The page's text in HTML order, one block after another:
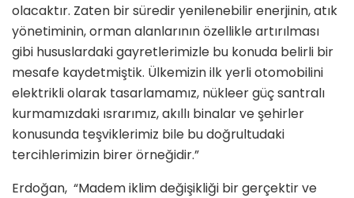
olacaktır. Zaten bir süredir yenilenebilir enerjinin, atık
yönetiminin, orman alanlarının özellikle artırılması
gibi hususlardaki gayretlerimizle bu konuda belirli bir
mesafe kaydetmiştik. Ülkemizin ilk yerli otomobilini
elektrikli olarak tasarlamamız, nükleer güç santralı
kurmamızdaki ısrarımız, akıllı binalar ve şehirler
konusunda teşviklerimiz bile bu doğrultudaki
tercihlerimizin birer örneğidir.”
Erdoğan, “Madem iklim değişikliği bir gerçektir ve